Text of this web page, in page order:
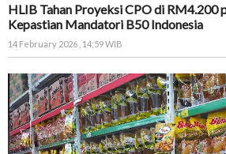
HLIB Tahan Proyeksi CPO di RM4.200
Kepastian Mandatori B50 Indonesia
14 February 2026 , 14:59 WIB